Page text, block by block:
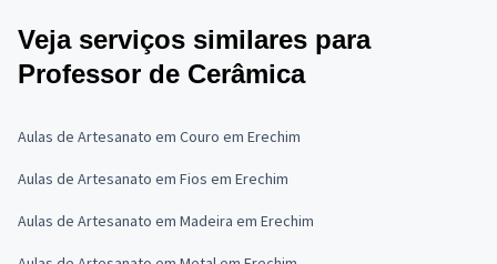
Veja serviços similares para
Professor de Cerâmica
Aulas de Artesanato em Couro em Erechim
Aulas de Artesanato em Fios em Erechim
Aulas de Artesanato em Madeira em Erechim